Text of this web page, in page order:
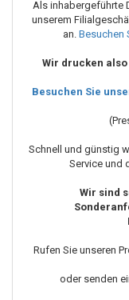
Als inhabergeführte
unserem
an. Besuchen
Wir drucken
Besuchen Sie
Schnell und günstig
Service und
Wir sind
Rufen Sie unseren
oder senden